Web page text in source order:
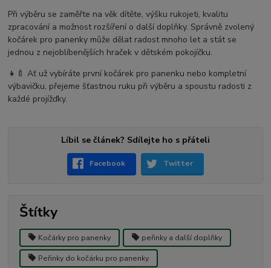
Při výběru se zaměřte na věk dítěte, výšku rukojeti, kvalitu
zpracování a možnost rozšíření o další doplňky. Správně zvolený
kočárek pro panenky může dělat radost mnoho let a stát se
jednou z nejoblíbenějších hraček v dětském pokojíčku.
👧🍼 Ať už vybíráte první kočárek pro panenku nebo kompletní
výbavičku, přejeme šťastnou ruku při výběru a spoustu radosti z
každé projížďky.
Líbil se článek? Sdílejte ho s přáteli
Facebook Twitter
Štítky
Kočárky pro panenky peřinky a další doplňky
Peřinky do kočárku pro panenky